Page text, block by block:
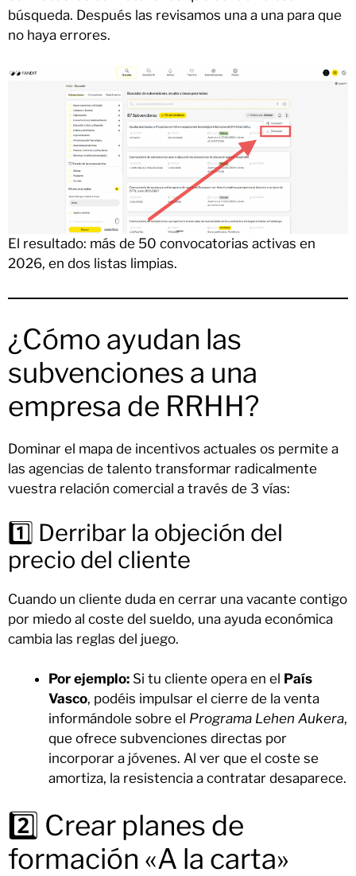
búsqueda. Después las revisamos una a una para que
no haya errores.
El resultado: más de 50 convocatorias activas en
2026, en dos listas limpias.
¿Cómo ayudan las
subvenciones a una
empresa de RRHH?
Dominar el mapa de incentivos actuales os permite a
las agencias de talento transformar radicalmente
vuestra relación comercial a través de 3 vías:
1️⃣ Derribar la objeción del
precio del cliente
Cuando un cliente duda en cerrar una vacante contigo
por miedo al coste del sueldo, una ayuda económica
cambia las reglas del juego.
Por ejemplo: Si tu cliente opera en el País
Vasco, podéis impulsar el cierre de la venta
informándole sobre el Programa Lehen Aukera,
que ofrece subvenciones directas por
incorporar a jóvenes. Al ver que el coste se
amortiza, la resistencia a contratar desaparece.
2️⃣ Crear planes de
formación «A la carta»